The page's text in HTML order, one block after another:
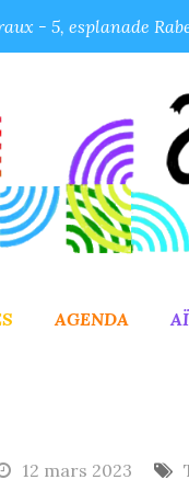
- 5, esplanade
AGENDA
12 mars 2023